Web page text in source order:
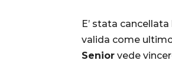
E’ stata
valida come
Senior vede